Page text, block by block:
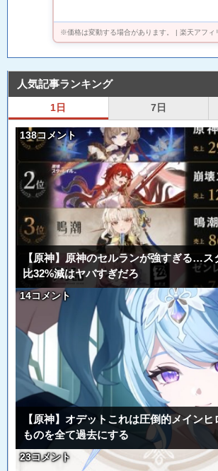
※価格は変動する場合があります。 | 楽天アフィ
人気記事ランキング
1日 7日
138コメント
【原神】原神のセルランが強すぎる…ス
比32%減はヤバすぎだろ
14コメント
【原神】オデットこれは圧倒的メイン
ものを全て過去にする
23コメント